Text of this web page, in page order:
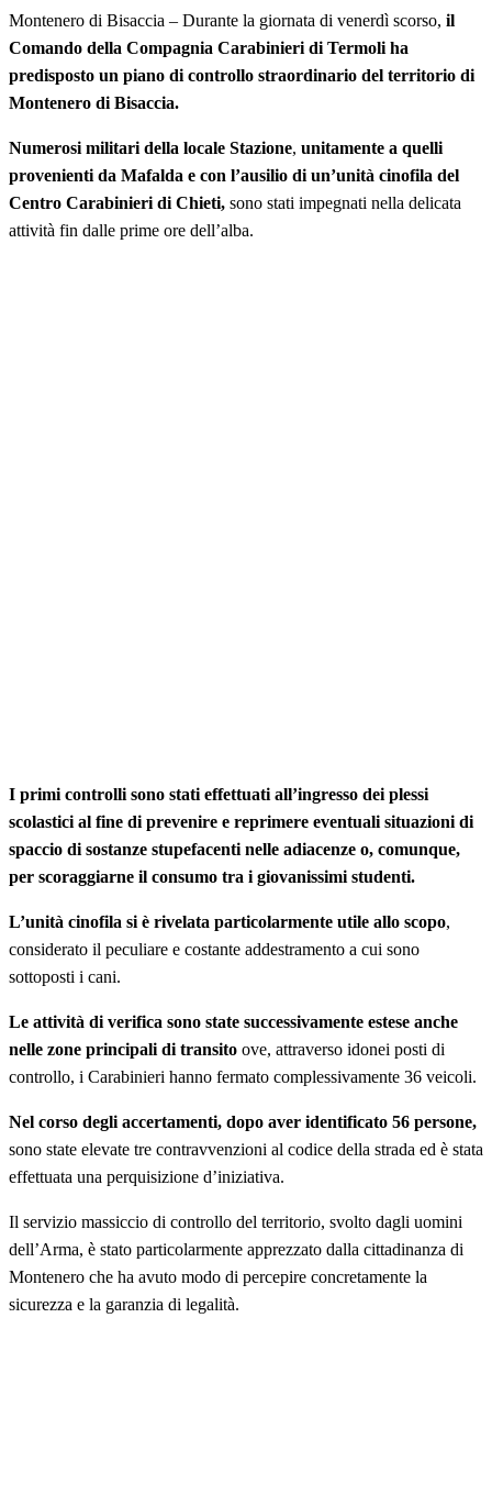
Montenero di Bisaccia – Durante la giornata di venerdì scorso, il
Comando della Compagnia Carabinieri di Termoli ha
predisposto un piano di controllo straordinario del territorio di
Montenero di Bisaccia.
Numerosi militari della locale Stazione, unitamente a quelli
provenienti da Mafalda e con l’ausilio di un’unità cinofila del
Centro Carabinieri di Chieti, sono stati impegnati nella delicata
attività fin dalle prime ore dell’alba.
I primi controlli sono stati effettuati all’ingresso dei plessi
scolastici al fine di prevenire e reprimere eventuali situazioni di
spaccio di sostanze stupefacenti nelle adiacenze o, comunque,
per scoraggiarne il consumo tra i giovanissimi studenti.
L’unità cinofila si è rivelata particolarmente utile allo scopo,
considerato il peculiare e costante addestramento a cui sono
sottoposti i cani.
Le attività di verifica sono state successivamente estese anche
nelle zone principali di transito ove, attraverso idonei posti di
controllo, i Carabinieri hanno fermato complessivamente 36 veicoli.
Nel corso degli accertamenti, dopo aver identificato 56 persone,
sono state elevate tre contravvenzioni al codice della strada ed è stata
effettuata una perquisizione d’iniziativa.
Il servizio massiccio di controllo del territorio, svolto dagli uomini
dell’Arma, è stato particolarmente apprezzato dalla cittadinanza di
Montenero che ha avuto modo di percepire concretamente la
sicurezza e la garanzia di legalità.